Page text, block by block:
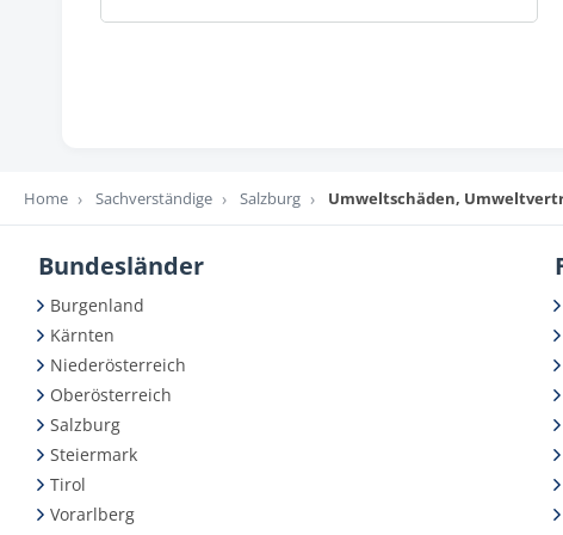
Home Sachverständige Salzburg Umweltschäden,
Bundesländer
Burgenland
Kärnten
Niederösterreich
Oberösterreich
Salzburg
Steiermark
Tirol
Vorarlberg